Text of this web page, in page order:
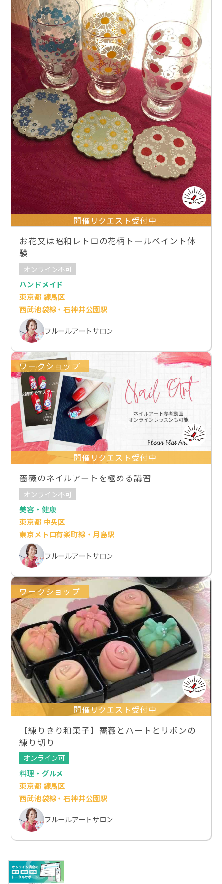
開催リクエスト受付中
お花又は昭和レトロの花柄トールペイント体
験
オンライン不可
ハンドメイド
東京都 練馬区
西武池袋線・石神井公園駅
フルールアートサロン
ワークショップ
開催リクエスト受付中
薔薇のネイルアートを極める講習
オンライン不可
美容・健康
東京都 中央区
東京メトロ有楽町線・月島駅
フルールアートサロン
ワークショップ
開催リクエスト受付中
【練りきり和菓子】薔薇とハートとリボンの
練り切り
オンライン可
料理・グルメ
東京都 練馬区
西武池袋線・石神井公園駅
フルールアートサロン